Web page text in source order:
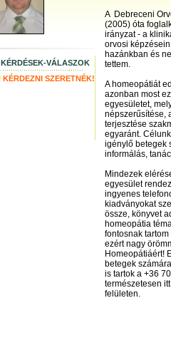
KÉRDÉSEK-VÁLASZOK
KÉRDEZNI SZERETNÉK!
A Debreceni
(2005) óta
irányzat - a
orvosi
hazánkban és
tettem.
A homeopátiát
azonban most
egyesületet,
népszerűsítése,
terjesztése
egyaránt.
igénylő betegek
informálás,
Mindezek
egyesület
ingyenes
kiadványokat
össze, könyvet
homeopátia
fontosnak
ezért nagy
Homeopátiáért!
betegek
is tartok a +36
természetesen
felületen.